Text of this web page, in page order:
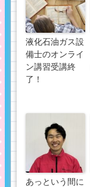
液化石油ガス設
備士のオンライ
ン講習受講終
了！
あっという間に